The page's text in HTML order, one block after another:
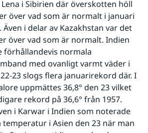
i Sibirien där överskotten höll
över vad som är normalt i januari
Även i delar av Kazakhstan var det
över vad som är normalt. Indien
förhållandevis normala
med ovanligt varmt väder i
23 slogs flera januarirekord där. I
uppmättes 36,8° den 23 vilket
rekord på 36,6° från 1957.
i Karwar i Indien som noterade
i Asien den 23 när man